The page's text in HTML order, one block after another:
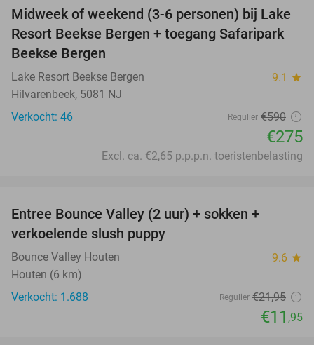
53%
Midweek of weekend (3-6 personen) bij Lake
Resort Beekse Bergen + toegang Safaripark
Beekse Bergen
Lake Resort Beekse Bergen 9.1 star
Hilvarenbeek, 5081 NJ
Verkocht: 46
Regulier €590
€275
Excl. ca. €2,65 p.p.p.n. toeristenbelasting
Entree Bounce Valley (2 uur) + sokken +
verkoelende slush puppy
Bounce Valley Houten 9.6 star
Houten (6 km)
Verkocht: 1.688
Regulier €21,95
€11 ,95